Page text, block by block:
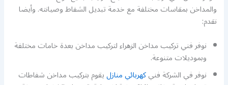
والمداخن بمقاسات مختلفة مع خدمة تبديل الشفاط وصيانته. وأيضا
نقدم:
نوفر فني تركيب مداخن الزهراء لتركيب مداخن بعدة خامات مختلفة
وبموديلات متنوعة.
نوفر في الشركة فنيكهربائي منازليقوم بتركيب مداخن شفاطات